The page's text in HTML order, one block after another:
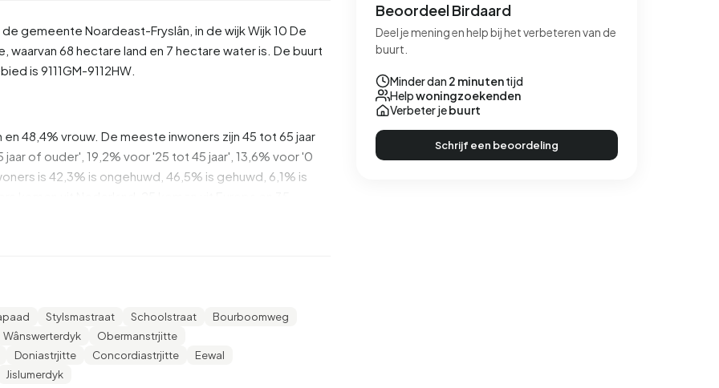
de gemeente Noardeast-Fryslân , in de wijkWijk 10 De
68 hectare land en 7 hectare water is. De buurt
is 9111GM-9112HW.
48,4% vrouw. De meeste inwoners zijn 45 tot 65 jaar
of ouder', 19,2% voor '25 tot 45 jaar', 13,6% voor '0
is 42,3% is ongehuwd, 46,5% is gehuwd, 6,1% is
van €35.800. Per inwoner ligt het gemiddelde
het nationale gemiddelde van €29.200. De meeste
heeft HAVO, VWO of MBO 2-4, 33,3% heeft VMBO
Stylsmastraat Schoolstraat
Bourboomweg
Wânswerterdyk
Obermanstrjitte
Doniastrjitte Concordiastrjitte
Eewal
Jislumerdyk
Beoordeel Birdaard
Deel je mening en help bij het verbeteren van de
buurt.
Minder dan 2 minutentijd
Helpwoningzoekenden
Verbeter jebuurt
Schrijf een beoordeling